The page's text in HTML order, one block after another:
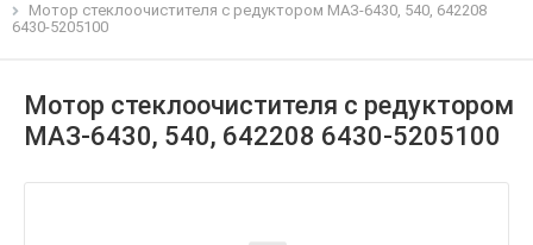
Мотор стеклоочистителя с редуктором МАЗ-6430, 540, 642208
6430-5205100
Мотор стеклоочистителя с редуктором
МАЗ-6430, 540, 642208 6430-5205100